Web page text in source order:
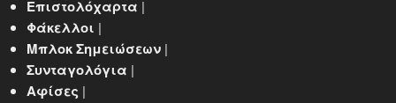
Επιστολόχαρτα |
Φάκελλοι |
Μπλοκ Σημειώσεων |
Συνταγολόγια |
Αφίσες |